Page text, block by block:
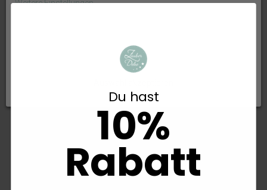
Servietten Fuchs Mint Orange
Tischdeko Kindergeburtstag
Geburtstagsparty Party Deko
33x33cm 20 Stück
5,20 €
Kissen Bär Fuchs Reh
Kinderkissen Dekokissen
Baumwolle Deko
12,50 €
Weitere Einstellungen
Alle ablehnen
Du hast
10%
Rabatt